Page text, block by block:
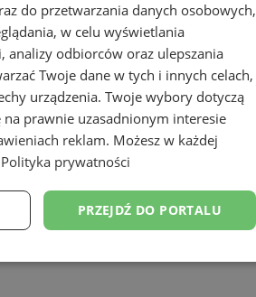
w ruchu
do przetwarzania danych osobowych,
w celu wyświetlania
analizy odbiorców oraz ulepszania
Twoje dane w tych i innych celach,
urządzenia. Twoje wybory dotyczą
prawnie uzasadnionym interesie
reklam. Możesz w każdej
Polityka prywatności
PRZEJDŹ DO PORTALU
Funkcjonalność Niesklasyfikowane